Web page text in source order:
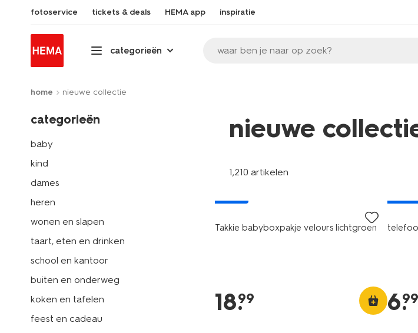
fotoservice tickets & deals HEMA app inspiratie
categorieën waar ben je naar op zoek?
home nieuwe collectie
categorieën
baby
kind
dames
heren
wonen en slapen
taart, eten en drinken
school en kantoor
buiten en onderweg
koken en tafelen
feest en cadeau
nieuwe
1,210 artikelen
Takkie babyboxpakje velours lichtgroen
18.
99 6.
99